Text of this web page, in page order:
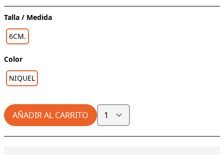
Talla / Medida
6CM.
Color
NIQUEL
AÑADIR AL CARRITO